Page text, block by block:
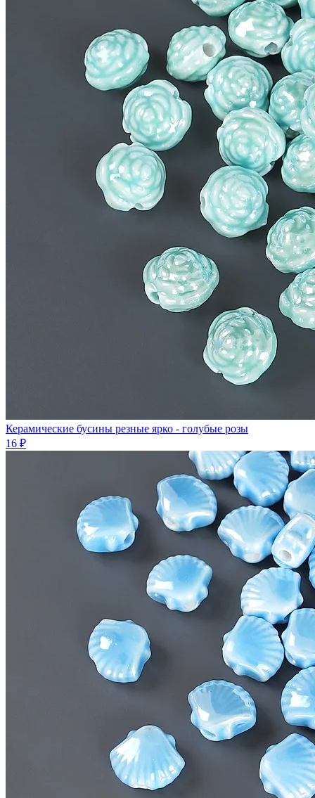
Керамические бусины резные ярко - голубые розы
16 ₽